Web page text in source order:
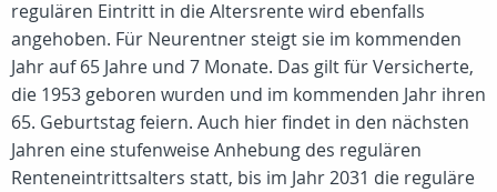
regulären Eintritt in die Altersrente wird ebenfalls
angehoben. Für Neurentner steigt sie im kommenden
Jahr auf 65 Jahre und 7 Monate. Das gilt für Versicherte,
die 1953 geboren wurden und im kommenden Jahr ihren
65. Geburtstag feiern. Auch hier findet in den nächsten
Jahren eine stufenweise Anhebung des regulären
Renteneintrittsalters statt, bis im Jahr 2031 die reguläre